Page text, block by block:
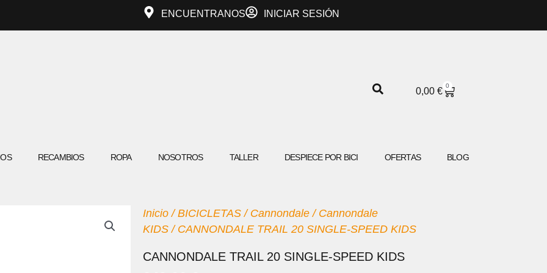
ENCUENTRANOS INICIAR SESIÓN
0,00 €
0
CARRITO
RECAMBIOS ROPA NOSOTROS TALLER DESPIECE POR BICI OFERTAS BLOG
Inicio /BICICLETAS / Cannondale / Cannondale
KIDS / CANNONDALE TRAIL 20 SINGLE-SPEED KIDS
CANNONDALE TRAIL 20 SINGLE-SPEED KIDS